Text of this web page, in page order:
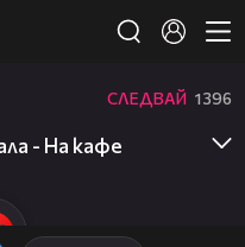
СЛЕДВАЙ 1396
- На кафе